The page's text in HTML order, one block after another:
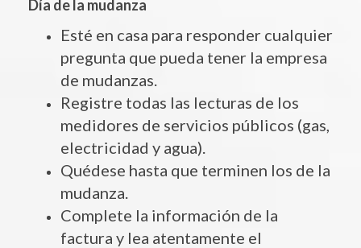
Día de la mudanza
Esté en casa para responder cualquier
pregunta que pueda tener la empresa
de mudanzas.
Registre todas las lecturas de los
medidores de servicios públicos (gas,
electricidad y agua).
Quédese hasta que terminen los de la
mudanza.
Complete la información de la
factura y lea atentamente el